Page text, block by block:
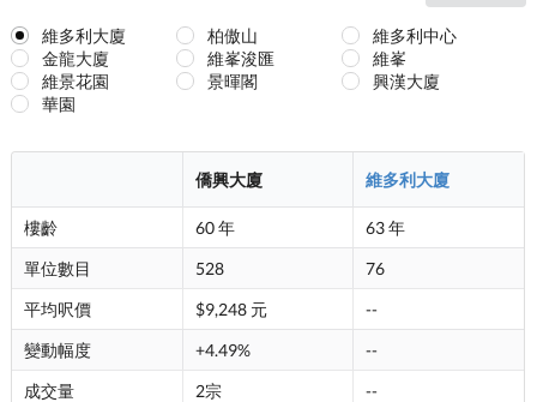
維多利大廈 柏傲山
維多利中心
金龍大廈
維峯浚匯
維峯
維景花園
景暉閣
興漢大廈
華園
僑興大廈 維多利大廈
樓齡 60 年
63 年
單位數目
528
76
平均呎價
$9,248 元
--
變動幅度
+4.49%
--
成交量
2宗
--